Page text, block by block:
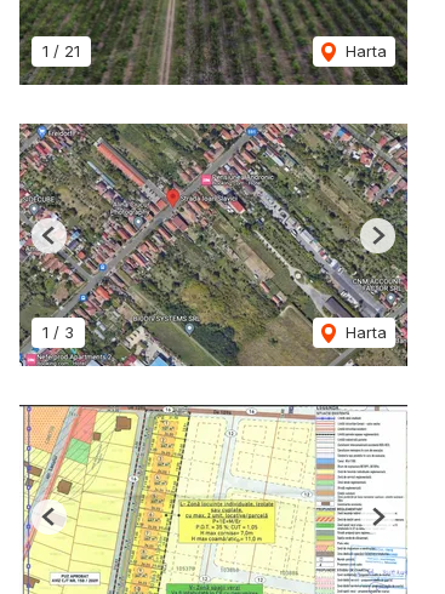
1 / 21 Harta
1 / 3 Harta
Previous Next
Previous Next